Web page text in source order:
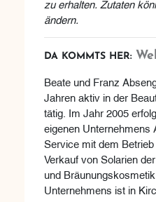
zu erhalten. Zutaten
ändern.
DA KOMMTS HER:
Beate und Franz
Jahren aktiv in der
tätig. Im Jahr 2005
eigenen Unternehmens
Service mit dem
Verkauf von Solarien
und
Unternehmens ist in